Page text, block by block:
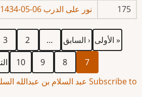
175
نور على الدرب 06-05-1434هـ
Pagination
First
page
« الأولى
Previous
page
‹ السابق … الصفحة
2
3
Current
page
7 الصفحة
8 الصفحة
9 الصفحة
10
Subscribe to عبد السلام بن عبدالله السليمان